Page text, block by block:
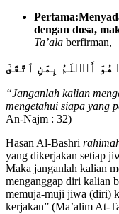
Pertama:
dengan dosa,
Ta’ala berfirman,
هُو أَعۡلَمُ بِمَنِ ٱ تَّقَىٰٓ
“Janganlah kalian
mengetahui siapa yang
An-Najm : 32)
Hasan Al-Bashri
yang dikerjakan setiap
Maka janganlah kalian
menganggap diri kalian
memuja-muji jiwa (diri)
kerjakan” (Ma’alim At-